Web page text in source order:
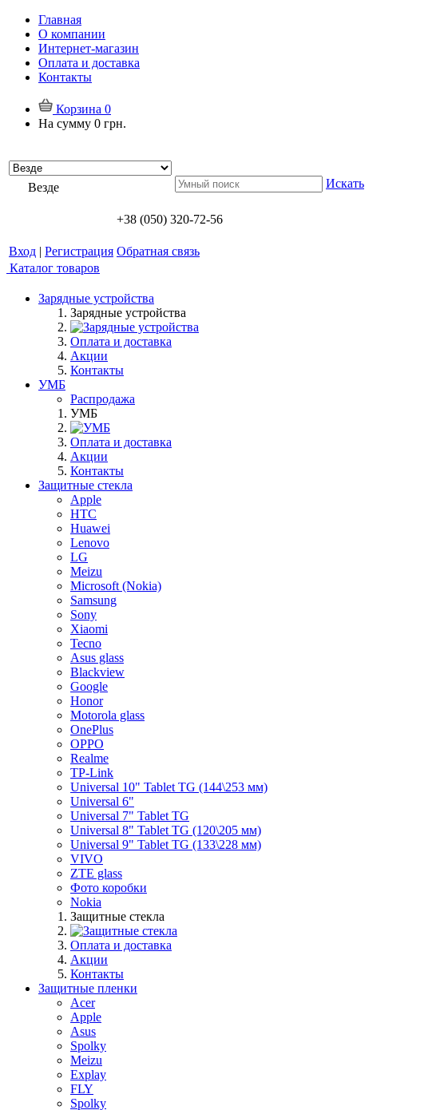
Главная
О компании
Интернет-магазин
Оплата и доставка
Контакты
Корзина 0
На сумму 0 грн.
Везде Искать
+38 (050) 320-72-56
Вход | Регистрация Обратная связь
Каталог товаров
Зарядные устройства
Зарядные устройства
Оплата и доставка
Акции
Контакты
УМБ
Распродажа
УМБ
Оплата и доставка
Акции
Контакты
Защитные стекла
Apple
HTC
Huawei
Lenovo
LG
Meizu
Microsoft (Nokia)
Samsung
Sony
Xiaomi
Tecno
Asus glass
Blackview
Google
Honor
Motorola glass
OnePlus
OPPO
Realme
TP-Link
Universal 10" Tablet TG (144\253 мм)
Universal 6"
Universal 7" Tablet TG
Universal 8" Tablet TG (120\205 мм)
Universal 9" Tablet TG (133\228 мм)
VIVO
ZTE glass
Фото коробки
Nokia
Защитные стекла
Оплата и доставка
Акции
Контакты
Защитные пленки
Acer
Apple
Asus
Spolky
Meizu
Explay
FLY
Spolky